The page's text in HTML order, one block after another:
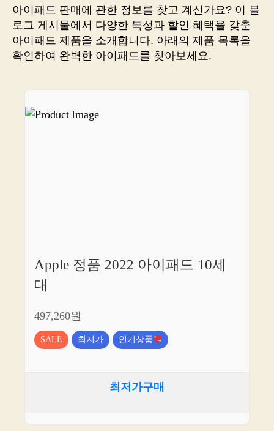
돈
벌
화
법,
아
것
드
아이패드 판매에 관한 정보를 찾고 계신가요? 이 블
로그 게시물에서 다양한 특성과 할인 혜택을 갖춘
아이패드 제품을 소개합니다. 아래의 제품 목록을
확인하여 완벽한 아이패드를 찾아보세요.
Apple 정품 2022 아이패드 10세
대
497,260원
SALE 최저가 인기상품
최저가구매